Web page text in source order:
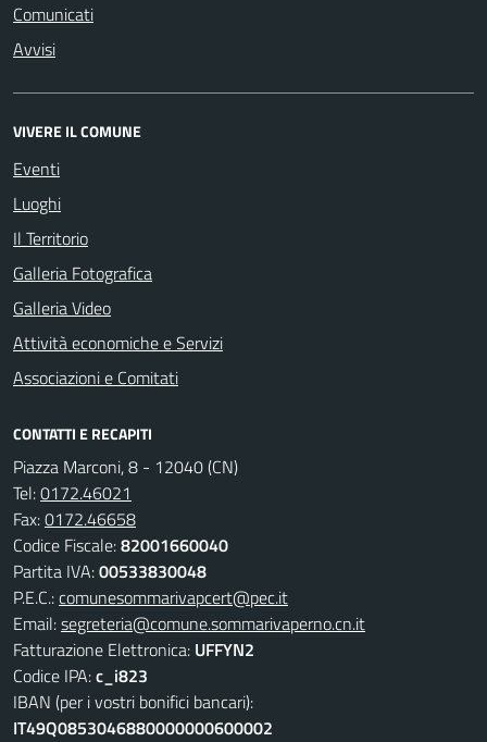
Comunicati
Avvisi
VIVERE IL COMUNE
Eventi
Luoghi
Il Territorio
Galleria Fotografica
Galleria Video
Attività economiche e Servizi
Associazioni e Comitati
CONTATTI E RECAPITI
Piazza Marconi, 8 - 12040 (CN)
Tel:0172.46021
Fax:0172.46658
Codice Fiscale:82001660040
Partita IVA:00533830048
P.E.C.:comunesommarivapcert@pec.it
Email:segreteria@comune.sommarivaperno.cn.it
Fatturazione Elettronica: UFFYN2
Codice IPA:c_i823
IBAN (per i vostri bonifici bancari):
IT49Q0853046880000000600002